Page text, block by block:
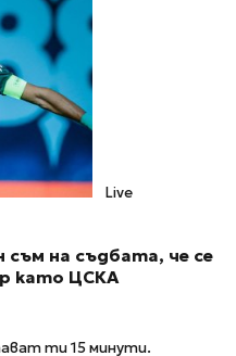
Live
съм на съдбата, че се
като ЦСКА
ти 15 минути.